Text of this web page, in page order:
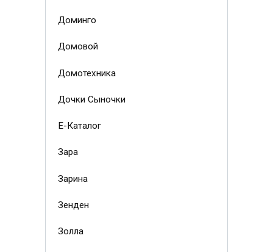
Доминго
Домовой
Домотехника
Дочки Сыночки
Е-Каталог
Зара
Зарина
Зенден
Золла